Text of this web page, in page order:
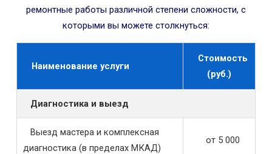
ремонтные работы различной степени сложности, с
которыми вы можете столкнуться:
Наименование услуги
Стоимость
(руб.)
Диагностика и выезд
Выезд мастера и комплексная
диагностика (в пределах МКАД)
от 5 000